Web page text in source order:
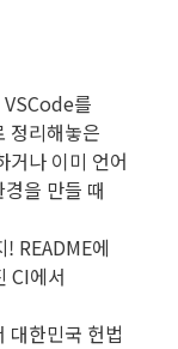
를
정리해놓은
거나 이미 언어
을 만들 때
README에
CI에서
대한민국 헌법